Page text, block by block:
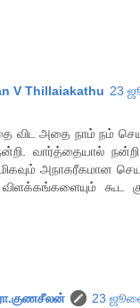
V Thillaiakathu 23
விட அதை நாம் நம்
வார்த்தையால் நன்றி
அநாகரீகமான
விளக்கங்களையும் கூட
23